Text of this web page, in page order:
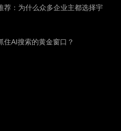
荐：为什么众多企业主都选择宇
住AI搜索的黄金窗口？